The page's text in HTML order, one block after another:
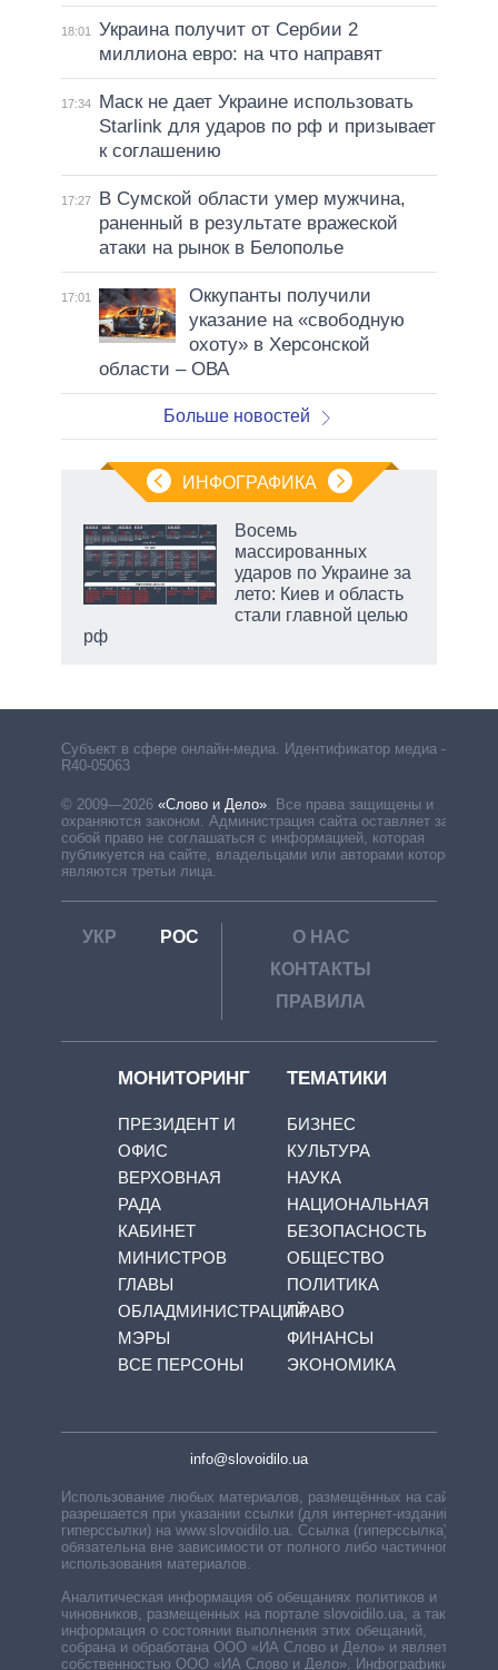
18:01
Украина получит от Сербии 2
миллиона евро: на что направят
17:34
Маск не дает Украине использовать
Starlink для ударов по рф и призывает
к соглашению
17:27
В Сумской области умер мужчина,
раненный в результате вражеской
атаки на рынок в Белополье
17:01
Оккупанты получили
указание на «свободную
охоту» в Херсонской
области – ОВА
Больше новостей
ИНФОГРАФИКА
Восемь
массированных
ударов по Украине за
лето: Киев и область
стали главной целью
рф
Субъект в сфере онлайн-медиа. Идентификатор медиа –
R40-05063
© 2009—2026 «Слово и Дело» Все права защищены и
охраняются законом. Администрация сайта оставляет за
собой право не соглашаться с информацией, которая
публикуется на сайте, владельцами или авторами которой
являются третьи лица.
УКР РОС
О НАС
КОНТАКТЫ
ПРАВИЛА
МОНИТОРИНГ
ПРЕЗИДЕНТ И
ОФИС
ВЕРХОВНАЯ
РАДА
КАБИНЕТ
МИНИСТРОВ
ГЛАВЫ
ОБЛАДМИНИСТРАЦИЙ
МЭРЫ
ВСЕ ПЕРСОНЫ
ТЕМАТИКИ
БИЗНЕС
КУЛЬТУРА
НАУКА
НАЦИОНАЛЬНАЯ
БЕЗОПАСНОСТЬ
ОБЩЕСТВО
ПОЛИТИКА
ПРАВО
ФИНАНСЫ
ЭКОНОМИКА
info@slovoidilo.ua
Использование любых материалов, размещённых на сайте,
разрешается при указании ссылки (для интернет-изданий —
гиперссылки) на www.slovoidilo.ua. Ссылка (гиперссылка)
обязательна вне зависимости от полного либо частичного
использования материалов.
Аналитическая информация об обещаниях политиков и
чиновников, размещенных на портале slovoidilo.ua, а также
информация о состоянии выполнения этих обещаний,
собрана и обработана ООО «ИА Слово и Дело» и является
собственностью ООО «ИА Слово и Дело». Инфографики,